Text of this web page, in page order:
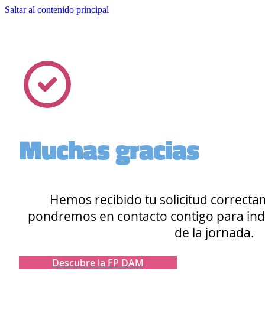
Saltar al contenido principal
Muchas gracias
Hemos recibido tu solicitud
pondremos en contacto contigo para
de la jornada.
Descubre la FP DAM